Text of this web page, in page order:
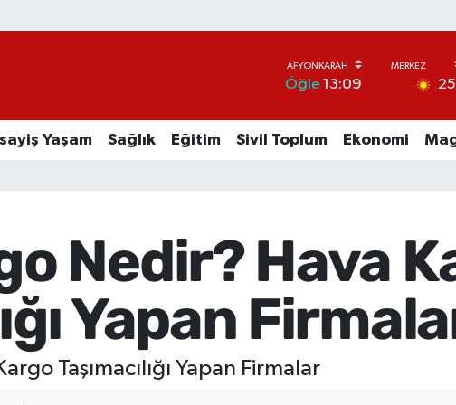
Öğle 13:09 25
Yaşam Sağlık Eğitim Sivil Toplum Ekonomi
Nedir? Hava
Yapan
Taşımacılığı Yapan Firmalar